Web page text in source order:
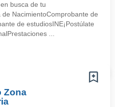
busca de tu
NacimientoComprobante de
de estudiosINE¡Postúlate
...
Zona